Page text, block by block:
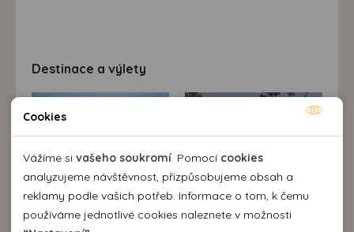
Destinace a výlety
Cookies
Vážíme si vašeho soukromí. Pomocí cookies
analyzujeme návštěvnost, přizpůsobujeme obsah a
reklamy podle vašich potřeb. Informace o tom, k čemu
používáme jednotlivé cookies naleznete v možnosti
Nutné cookies pomáhají, aby byla webová stránka
použitelná tak, že umožní základní funkce jako navigace
stránky a přístup k zabezpečeným sekcím webové stránky.
Webová stránka nemůže správně fungovat bez těchto